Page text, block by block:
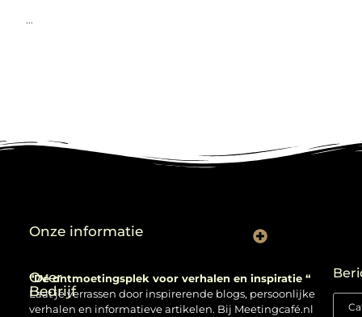
...
Over
Bedrijf
“Dé ontmoetingsplek voor verhalen en inspiratie “
Laat je verrassen door inspirerende blogs, persoonlijke
verhalen en informatieve artikelen. Bij Meetingcafé.nl
Onze informatie